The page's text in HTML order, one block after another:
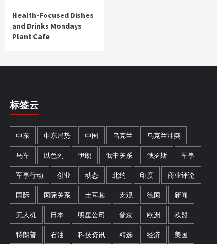
Health-Focused Dishes
and Drinks Mondays
Plant Cafe
标签云
中东 中东局势 中国 乌克兰 乌克兰冲突
乌军 以色列 伊朗 俄中关系 俄罗斯 军事
军事行动 创业 动态 北约 印度 商业评论
国际 国际关系 土耳其 宏观 德国 新闻
无人机 日本 明星公司 普京 欧洲 欧盟
特朗普 石油 科技资讯 精选 经济 美国